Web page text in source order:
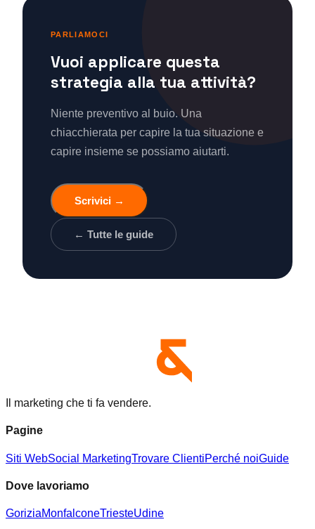
PARLIAMOCI
Vuoi applicare questa
strategia alla tua attività?
Niente preventivo al buio. Una
chiacchierata per capire la tua situazione e
capire insieme se possiamo aiutarti.
Scrivici →
← Tutte le guide
Il marketing che ti fa vendere.
Pagine
Siti WebSocial MarketingTrovare ClientiPerché noiGuide
Dove lavoriamo
GoriziaMonfalconeTriesteUdine